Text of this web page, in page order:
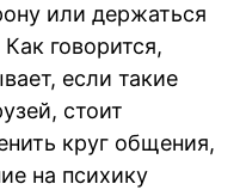
или держаться
говорится,
если такие
стоит
круг общения,
на психику